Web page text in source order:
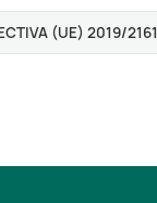
(UE) 2019/2161